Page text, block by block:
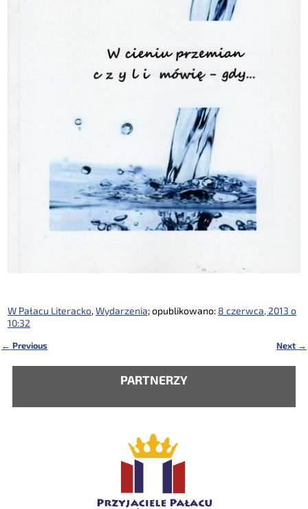
W Pałacu Literacko,Wydarzenia; opublikowano: 8 czerwca, 2013 o
10:32
← Previous Next →
PARTNERZY